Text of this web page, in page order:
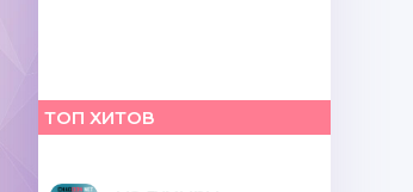
ТОП ХИТОВ